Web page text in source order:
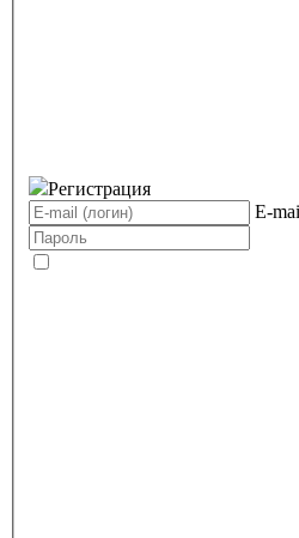
Регистрация
E-